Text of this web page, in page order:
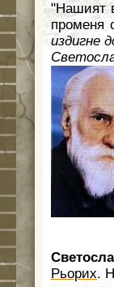
"Нашият
променя
издигне
Рьорих.